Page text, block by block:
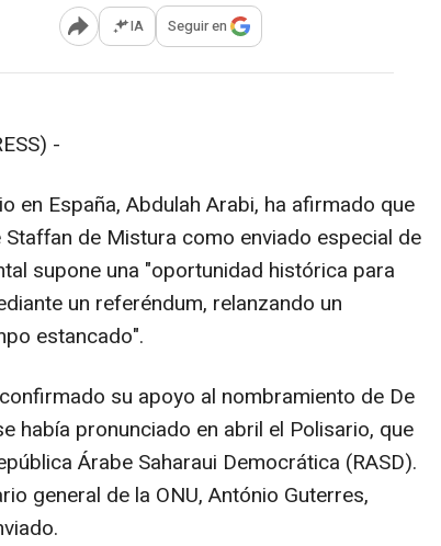
Abrir opciones para compartir
IA Seguir en
-
en España, Abdulah Arabi, ha afirmado que
de Mistura como enviado especial de
supone una "oportunidad histórica para
un referéndum, relanzando un
estancado".
su apoyo al nombramiento de De
había pronunciado en abril el Polisario, que
Árabe Saharaui Democrática (RASD).
general de la ONU, António Guterres,